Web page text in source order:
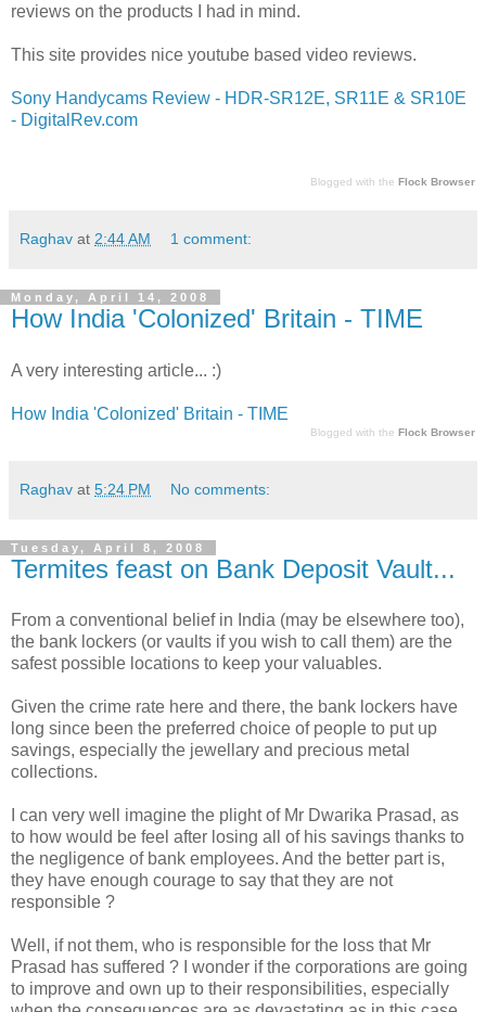
reviews on the products I had in mind.
This site provides nice youtube based video reviews.
Sony Handycams Review - HDR-SR12E, SR11E & SR10E
- DigitalRev.com
Blogged with the Flock Browser
Raghav at 2:44 AM 1 comment:
Monday, April 14, 2008
How India 'Colonized' Britain - TIME
A very interesting article... :)
How India 'Colonized' Britain - TIME
Blogged with the Flock Browser
Raghav at 5:24 PM No comments:
Tuesday, April 8, 2008
Termites feast on Bank Deposit Vault...
From a conventional belief in India (may be elsewhere too),
the bank lockers (or vaults if you wish to call them) are the
safest possible locations to keep your valuables.
Given the crime rate here and there, the bank lockers have
long since been the preferred choice of people to put up
savings, especially the jewellary and precious metal
collections.
I can very well imagine the plight of Mr Dwarika Prasad, as
to how would be feel after losing all of his savings thanks to
the negligence of bank employees. And the better part is,
they have enough courage to say that they are not
responsible ?
Well, if not them, who is responsible for the loss that Mr
Prasad has suffered ? I wonder if the corporations are going
to improve and own up to their responsibilities, especially